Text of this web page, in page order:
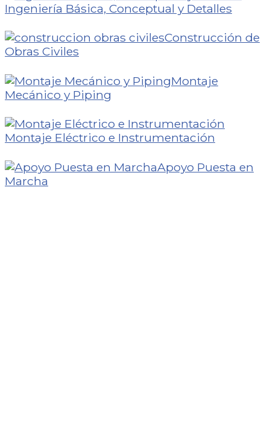
Ingeniería Básica, Conceptual y Detalles
Construcción de
Obras Civiles
Montaje
Mecánico y Piping
Montaje Eléctrico e Instrumentación
Apoyo Puesta en
Marcha